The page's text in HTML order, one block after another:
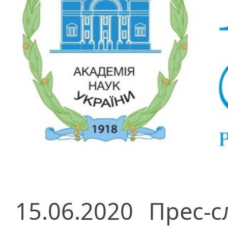
15.06.2020 Прес-